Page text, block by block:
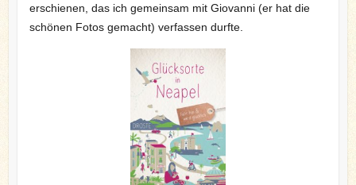
erschienen, das ich gemeinsam mit Giovanni (er hat die
schönen Fotos gemacht) verfassen durfte.